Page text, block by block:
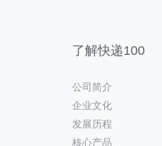
了解快递100
公司简介
企业文化
发展历程
核心产品